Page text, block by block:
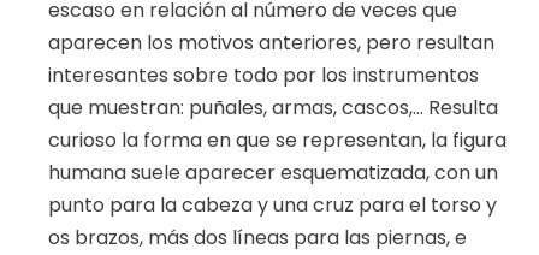
escaso en relación al número de veces que
aparecen los motivos anteriores, pero resultan
interesantes sobre todo por los instrumentos
que muestran: puñales, armas, cascos,… Resulta
curioso la forma en que se representan, la figura
humana suele aparecer esquematizada, con un
punto para la cabeza y una cruz para el torso y
os brazos, más dos líneas para las piernas, e